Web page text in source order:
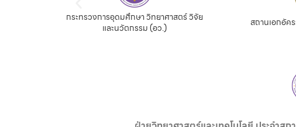
กระทรวงการอุดมศึกษา วิทยาศาสตร์ วิจัย
และนวัตกรรม (อว.)
สถานเอกอั